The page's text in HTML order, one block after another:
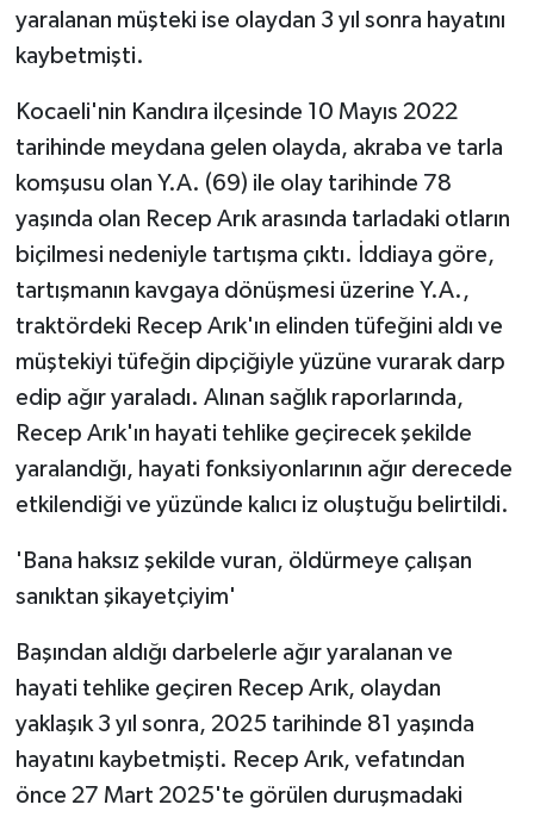
yaralanan müşteki ise olaydan 3 yıl sonra hayatını
kaybetmişti.
Kocaeli'nin Kandıra ilçesinde 10 Mayıs 2022
tarihinde meydana gelen olayda, akraba ve tarla
komşusu olan Y.A. (69) ile olay tarihinde 78
yaşında olan Recep Arık arasında tarladaki otların
biçilmesi nedeniyle tartışma çıktı. İddiaya göre,
tartışmanın kavgaya dönüşmesi üzerine Y.A.,
traktördeki Recep Arık'ın elinden tüfeğini aldı ve
müştekiyi tüfeğin dipçiğiyle yüzüne vurarak darp
edip ağır yaraladı. Alınan sağlık raporlarında,
Recep Arık'ın hayati tehlike geçirecek şekilde
yaralandığı, hayati fonksiyonlarının ağır derecede
etkilendiği ve yüzünde kalıcı iz oluştuğu belirtildi.
'Bana haksız şekilde vuran, öldürmeye çalışan
sanıktan şikayetçiyim'
Başından aldığı darbelerle ağır yaralanan ve
hayati tehlike geçiren Recep Arık, olaydan
yaklaşık 3 yıl sonra, 2025 tarihinde 81 yaşında
hayatını kaybetmişti. Recep Arık, vefatından
önce 27 Mart 2025'te görülen duruşmadaki